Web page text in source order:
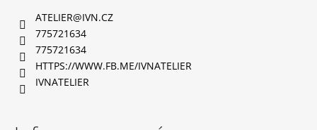
ATELIER@IVN.CZ
775721634
775721634
HTTPS://WWW.FB.ME/IVNATELIER
IVNATELIER